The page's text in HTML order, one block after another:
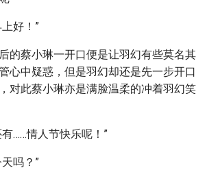
好！”
的蔡小琳一开口便是让羽幻有些莫名其
心中疑惑，但是羽幻却还是先一步开口
对此蔡小琳亦是满脸温柔的冲着羽幻笑
……情人节快乐呢！”
吗？”